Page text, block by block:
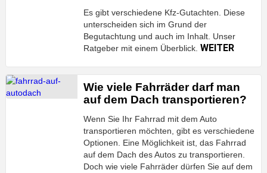
Es gibt verschiedene Kfz-Gutachten. Diese
unterscheiden sich im Grund der
Begutachtung und auch im Inhalt. Unser
Ratgeber mit einem Überblick. WEITER
Wie viele Fahrräder darf man
auf dem Dach transportieren?
Wenn Sie Ihr Fahrrad mit dem Auto
transportieren möchten, gibt es verschiedene
Optionen. Eine Möglichkeit ist, das Fahrrad
auf dem Dach des Autos zu transportieren.
Doch wie viele Fahrräder dürfen Sie auf dem